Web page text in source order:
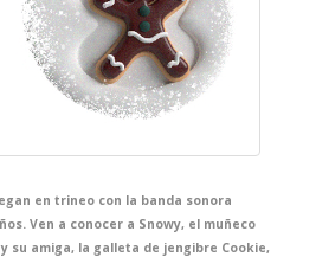
en trineo con la banda sonora
Ven a conocer a Snowy, el muñeco
su amiga, la galleta de jengibre Cookie,